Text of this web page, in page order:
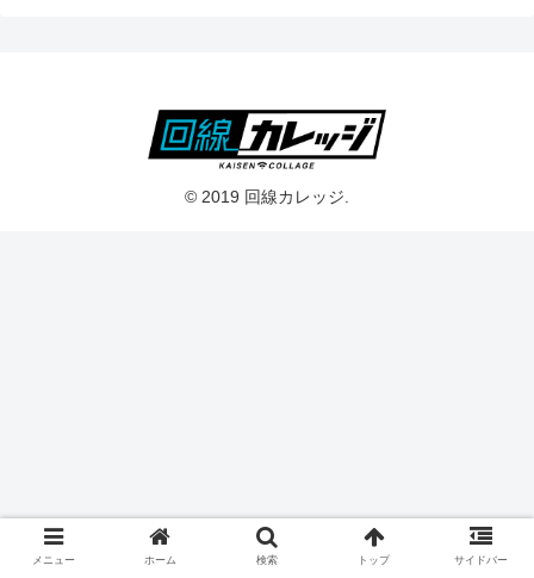
© 2019 回線カレッジ.
メニュー ホーム 検索 トップ サイドバー